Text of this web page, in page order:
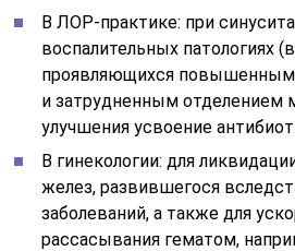
В ЛОР-практике: при
воспалительных патологиях
проявляющихся повышенным
и затрудненным отделением
улучшения усвоение
В гинекологии: для
желез, развившегося
заболеваний, а также для
рассасывания гематом,